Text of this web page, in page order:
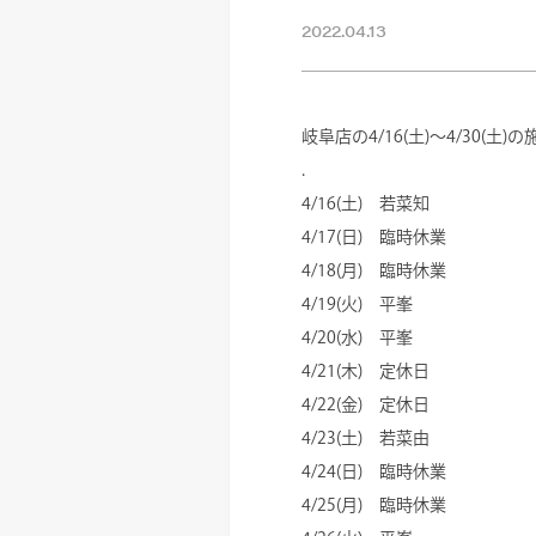
2022.04.13
岐阜店の4/16(土)～4/30(土)の
.
4/16(土) 若菜知
4/17(日) 臨時休業
4/18(月) 臨時休業
4/19(火) 平峯
4/20(水) 平峯
4/21(木) 定休日
4/22(金) 定休日
4/23(土) 若菜由
4/24(日) 臨時休業
4/25(月) 臨時休業